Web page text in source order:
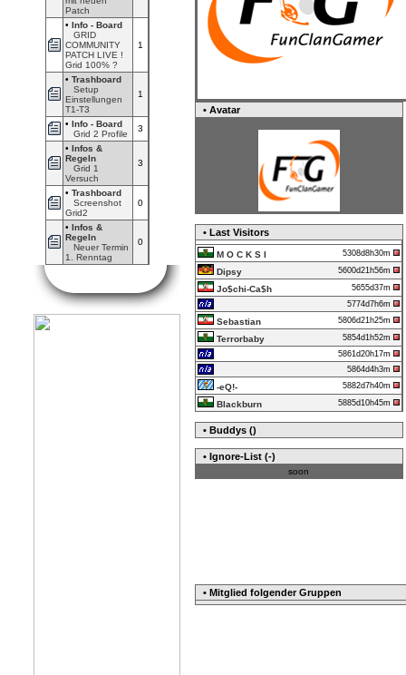
Patch
• Info - Board
GRID
COMMUNITY
PATCH LIVE !
Grid 100% ?
1
• Trashboard
Setup
Einstellungen
T1-T3
1
• Info - Board
Grid 2 Profile
3
• Infos &
Regeln
Grid 1
Versuch
3
• Trashboard
Screenshot
Grid2
0
• Infos &
Regeln
Neuer Termin
1. Renntag
0
• Avatar
• Last Visitors
M O C K S I 5308d8h30m
Dipsy 5600d21h56m
Jo$chi-Ca$h
5655d37m
5774d7h6m
Sebastian 5806d21h25m
Terrorbaby
5854d1h52m
5861d20h17m
5864d4h3m
-eQ!- 5882d7h40m
Blackburn 5885d10h45m
• Buddys ()
• Ignore-List (-)
soon
• Mitglied folgender Gruppen